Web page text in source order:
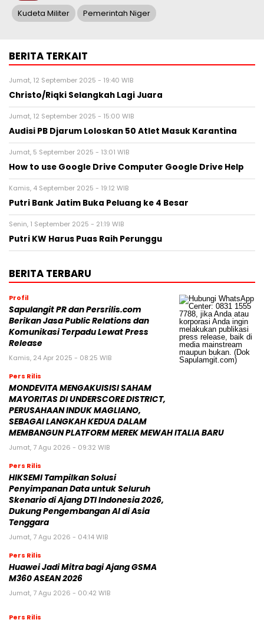
Kudeta Militer Pemerintah Niger
BERITA TERKAIT
Jumat, 12 September 2025 - 19:40 WIB
Christo/Riqki Selangkah Lagi Juara
Jumat, 12 September 2025 - 15:00 WIB
Audisi PB Djarum Loloskan 50 Atlet Masuk Karantina
Jumat, 5 September 2025 - 13:01 WIB
How to use Google Drive Computer Google Drive Help
Kamis, 4 September 2025 - 19:12 WIB
Putri Bank Jatim Buka Peluang ke 4 Besar
Senin, 1 September 2025 - 21:19 WIB
Putri KW Harus Puas Raih Perunggu
BERITA TERBARU
Profil
Sapulangit PR dan Persrilis.com
Berikan Jasa Public Relations dan
Komunikasi Terpadu Lewat Press
Release
Kamis, 24 Apr 2025 - 08:25 WIB
Pers Rilis
MONDEVITA MENGAKUISISI SAHAM
MAYORITAS DI UNDERSCORE DISTRICT,
PERUSAHAAN INDUK MAGLIANO,
SEBAGAI LANGKAH KEDUA DALAM
MEMBANGUN PLATFORM MEREK MEWAH ITALIA BARU
Jumat, 7 Agu 2026 - 09:32 WIB
Pers Rilis
HIKSEMI Tampilkan Solusi
Penyimpanan Data untuk Seluruh
Skenario di Ajang DTI Indonesia 2026,
Dukung Pengembangan AI di Asia
Tenggara
Jumat, 7 Agu 2026 - 04:14 WIB
Pers Rilis
Huawei Jadi Mitra bagi Ajang GSMA
M360 ASEAN 2026
Jumat, 7 Agu 2026 - 00:42 WIB
Pers Rilis